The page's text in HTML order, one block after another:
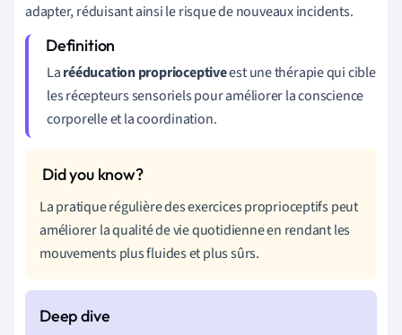
adapter, réduisant ainsi le risque de nouveaux incidents.
Larééducation proprioceptiveest une thérapie qui cible
les récepteurs sensoriels pour améliorer la conscience
corporelle et la coordination.
La pratique régulière des exercices proprioceptifs peut
améliorer la qualité de vie quotidienne en rendant les
mouvements plus fluides et plus sûrs.